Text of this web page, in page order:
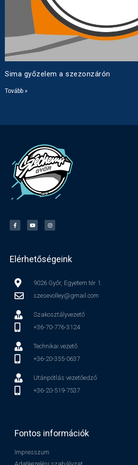
Sima győzelem a szezonzárón
Tovább »
Elérhetőségeink
9026 Győr, Egyetem tér 1.
szesevolley@gmail.com
Szakosztályvezető
+36-70-776-3124
Technikai vezető
+36-20-355-0637
Utánpótlás vezetőedző
+36-20-519-7537
Fontos információk
Impresszum